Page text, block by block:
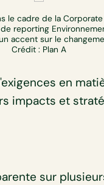
le cadre de la
reporting
accent sur le
Crédit : Plan A
en
impacts et
sur